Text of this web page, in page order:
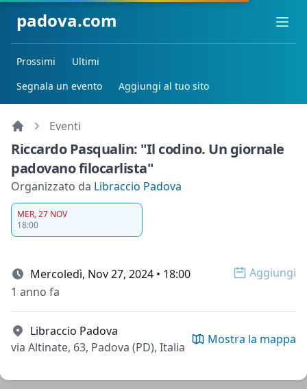
padova.com
Prossimi
Ultimi
Segnala un evento
Aggiungi al tuo sito
Eventi
Riccardo Pasqualin: "Il codino. Un giornale
padovano filocarlista"
Organizzato da Libraccio Padova
MER, 27 NOV
18:00
Mercoledì, Nov 27, 2024 • 18:00 Open
Aggiungi
1 anno fa
Libraccio Padova
via Altinate, 63, Padova (PD), Italia
Mostra la mappa